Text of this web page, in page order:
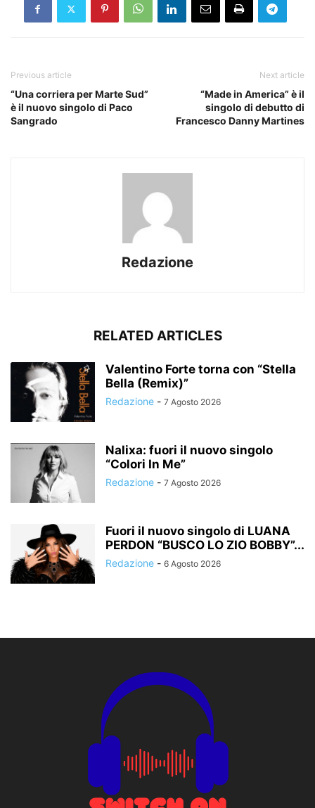
Previous article
“Una corriera per Marte Sud”
è il nuovo singolo di Paco
Sangrado
Next article
“Made in America” è il
singolo di debutto di
Francesco Danny Martines
Redazione
RELATED ARTICLES
Valentino Forte torna con “Stella
Bella (Remix)”
Redazione - 7 Agosto 2026
Nalixa: fuori il nuovo singolo
“Colori In Me”
Redazione - 7 Agosto 2026
Fuori il nuovo singolo di LUANA
PERDON “BUSCO LO ZIO BOBBY”...
Redazione - 6 Agosto 2026